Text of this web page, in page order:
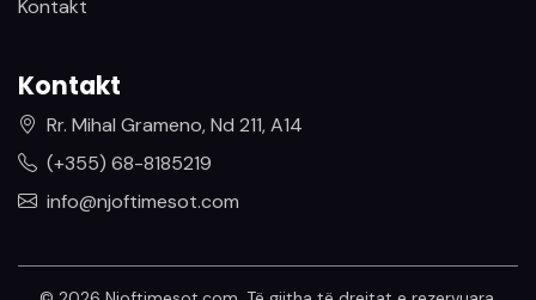
Kontakt
Kontakt
Rr. Mihal Grameno, Nd 211, A14
(+355) 68-8185219
info@njoftimesot.com